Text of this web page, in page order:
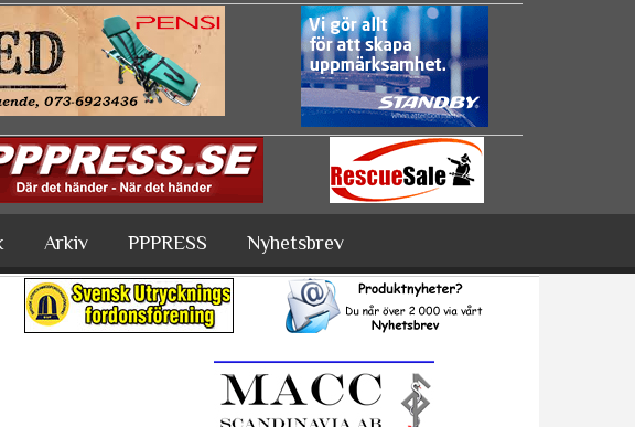
Arkiv PPPRESS Nyhetsbrev